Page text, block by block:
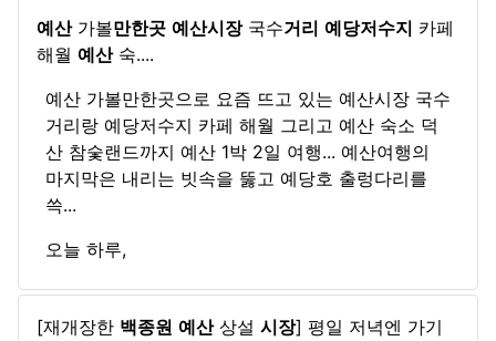
예산가볼만한곳 예산시장국수거리 예당저수지 카페
해월 예산숙....
예산 가볼만한곳으로 요즘 뜨고 있는 예산시장 국수
거리랑 예당저수지 카페 해월 그리고 예산 숙소 덕
산 참숯랜드까지 예산 1박 2일 여행... 예산여행의
마지막은 내리는 빗속을 뚫고 예당호 출렁다리를
쓱...
오늘 하루,
[재개장한 백종원 예산상설 시장] 평일 저녁엔 가기